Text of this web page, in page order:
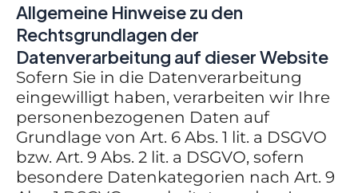
Allgemeine Hinweise zu den
Rechtsgrundlagen der
Datenverarbeitung auf dieser Website
Sofern Sie in die Datenverarbeitung
eingewilligt haben, verarbeiten wir Ihre
personenbezogenen Daten auf
Grundlage von Art. 6 Abs. 1 lit. a DSGVO
bzw. Art. 9 Abs. 2 lit. a DSGVO, sofern
besondere Datenkategorien nach Art. 9